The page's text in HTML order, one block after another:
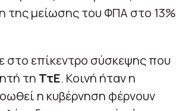
της μείωσης του ΦΠΑ στο 13%
στο επίκεντρο σύσκεψης που
τη ΤτΕ. Κοινή ήταν η
η κυβέρνηση φέρνουν